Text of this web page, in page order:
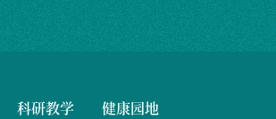
科研教学 健康园地